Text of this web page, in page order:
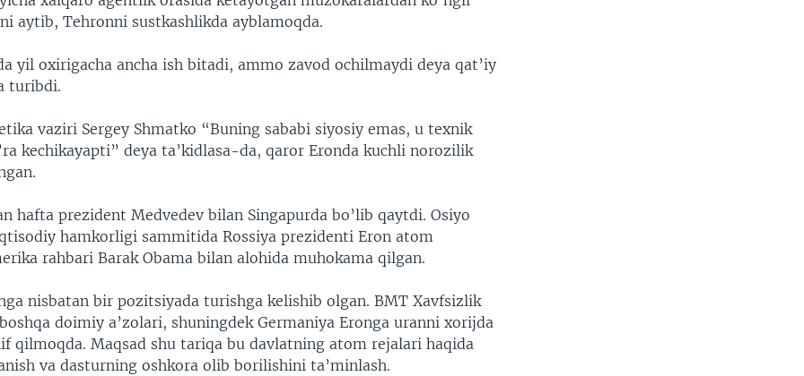
aytib, Tehronni sustkashlikda ayblamoqda.
yil oxirigacha ancha ish bitadi, ammo zavod ochilmaydi deya qat’iy
turibdi.
vaziri Sergey Shmatko “Buning sababi siyosiy emas, u texnik
kechikayapti” deya ta’kidlasa-da, qaror Eronda kuchli norozilik
hafta prezident Medvedev bilan Singapurda bo’lib qaytdi. Osiyo
hamkorligi sammitida Rossiya prezidenti Eron atom
rahbari Barak Obama bilan alohida muhokama qilgan.
nisbatan bir pozitsiyada turishga kelishib olgan. BMT Xavfsizlik
doimiy a’zolari, shuningdek Germaniya Eronga uranni xorijda
qilmoqda. Maqsad shu tariqa bu davlatning atom rejalari haqida
va dasturning oshkora olib borilishini ta’minlash.